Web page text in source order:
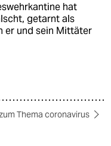
hat
getarnt als
er und sein Mittäter
Thema coronavirus